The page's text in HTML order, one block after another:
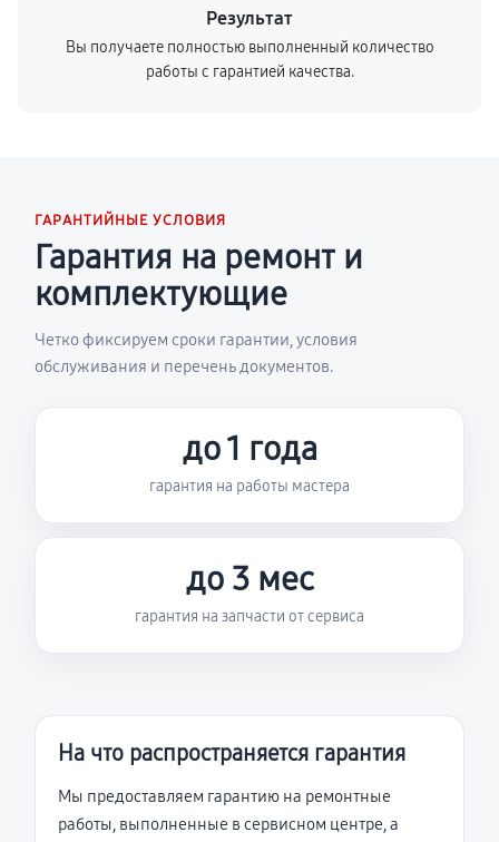
Результат
Вы получаете полностью выполненный количество
работы с гарантией качества.
ГАРАНТИЙНЫЕ УСЛОВИЯ
Гарантия на ремонт и
комплектующие
Четко фиксируем сроки гарантии, условия
обслуживания и перечень документов.
до 1 года
гарантия на работы мастера
до 3 мес
гарантия на запчасти от сервиса
На что распространяется гарантия
Мы предоставляем гарантию на ремонтные
работы, выполненные в сервисном центре, а